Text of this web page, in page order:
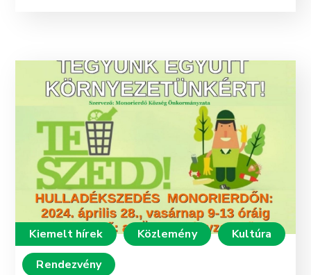
Kiemelt hírek Közlemény
Kultúra
Rendezvény